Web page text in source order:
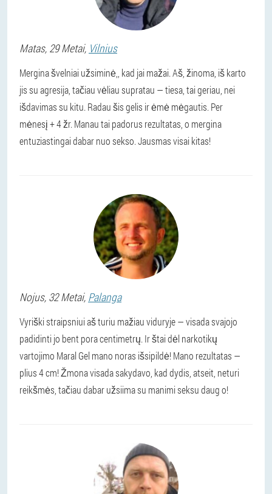
Matas, 29 Metai, Vilnius
Mergina švelniai užsiminė,, kad jai mažai. Aš, žinoma, iš karto
jis su agresija, tačiau vėliau supratau — tiesa, tai geriau, nei
išdavimas su kitu. Radau šis gelis ir ėmė mėgautis. Per
mėnesį + 4 žr. Manau tai padorus rezultatas, o mergina
entuziastingai dabar nuo sekso. Jausmas visai kitas!
Nojus, 32 Metai, Palanga
Vyriški straipsniui aš turiu mažiau viduryje — visada svajojo
padidinti jo bent pora centimetrų. Ir štai dėl narkotikų
vartojimo Maral Gel mano noras išsipildė! Mano rezultatas —
plius 4 cm! Žmona visada sakydavo, kad dydis, atseit, neturi
reikšmės, tačiau dabar užsiima su manimi seksu daug o!